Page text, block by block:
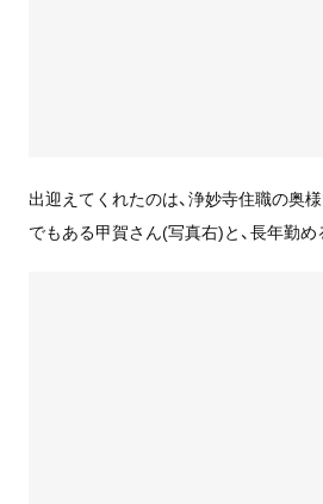
出迎えてくれたのは、浄妙寺住職の奥
でもある甲賀さん(写真右)と、長年勤め